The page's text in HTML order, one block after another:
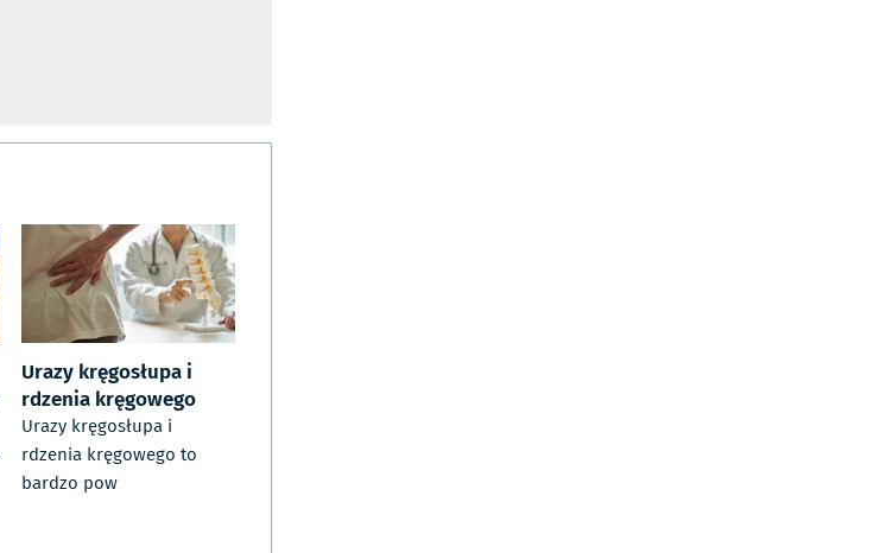
Urazy kręgosłupa i
rdzenia kręgowego
Urazy kręgosłupa i
rdzenia kręgowego to
bardzo pow